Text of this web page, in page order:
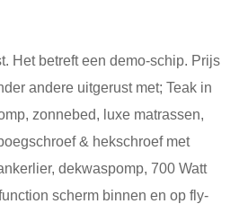
Het betreft een demo-schip. Prijs
andere uitgerust met; Teak in
zonnebed, luxe matrassen,
& hekschroef met
dekwaspomp, 700 Watt
scherm binnen en op fly-